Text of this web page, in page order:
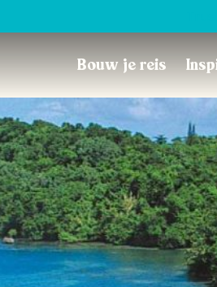
Bouw je reis